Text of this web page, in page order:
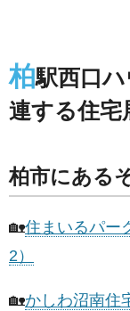
柏駅西口
連する住宅
柏市にある
🏡住まいるパー
2）
🏡かしわ沼南住